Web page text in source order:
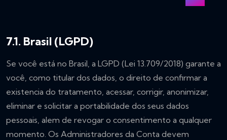
7.1. Brasil (LGPD)
Se você está no Brasil, a LGPD (Lei 13.709/2018) garante a
você, como titular dos dados, o direito de confirmar a
existencia do tratamento, acessar, corrigir, anonimizar,
eliminar e solicitar a portabilidade dos seus dados
pessoais, alem de revogar o consentimento a qualquer
momento. Os Administradores da Conta devem